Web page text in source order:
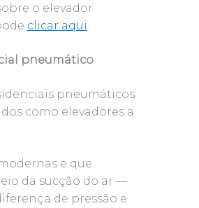
o elevador
clicar aqui
pneumático
pneumáticos
como elevadores a
e que
da sucção do ar —
de pressão e